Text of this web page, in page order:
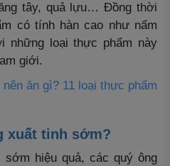
tây, quả lựu… Đồng thời
có tính hàn cao như nấm
những loại thực phẩm này
giới.
ăn gì? 11 loại thực phẩm
xuất tinh sớm?
hiệu quả, các quý ông